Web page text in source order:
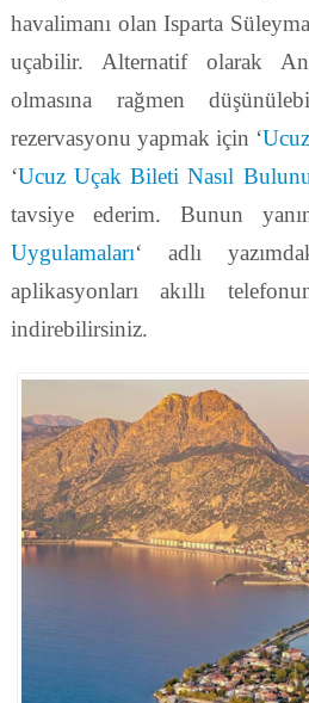
havalimanı olan Isparta
uçabilir. Alternatif olarak
olmasına rağmen
rezervasyonu yapmak için ‘
‘Ucuz Uçak Bileti Nasıl
tavsiye ederim. Bunun
Uygulamaları‘ adlı
aplikasyonları akıllı
indirebilirsiniz.